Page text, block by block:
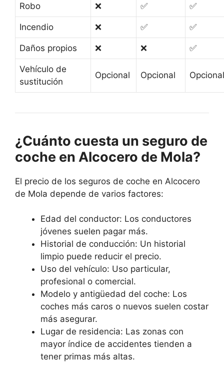
Robo ❌ ✅ ✅
Incendio ❌ ✅ ✅
Daños propios ❌ ❌ ✅
Vehículo de
sustitución
Opcional Opcional Opcional
¿Cuánto cuesta un seguro de
coche en Alcocero de Mola?
El precio de los seguros de coche en Alcocero
de Mola depende de varios factores:
Edad del conductor: Los conductores
jóvenes suelen pagar más.
Historial de conducción: Un historial
limpio puede reducir el precio.
Uso del vehículo: Uso particular,
profesional o comercial.
Modelo y antigüedad del coche: Los
coches más caros o nuevos suelen costar
más asegurar.
Lugar de residencia: Las zonas con
mayor índice de accidentes tienden a
tener primas más altas.